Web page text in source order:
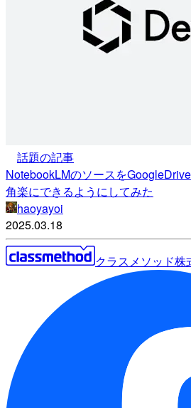
話題の記事
NotebookLMのソースを
角楽にできるようにしてみた
haoyayoi
2025.03.18
クラスメソッド株